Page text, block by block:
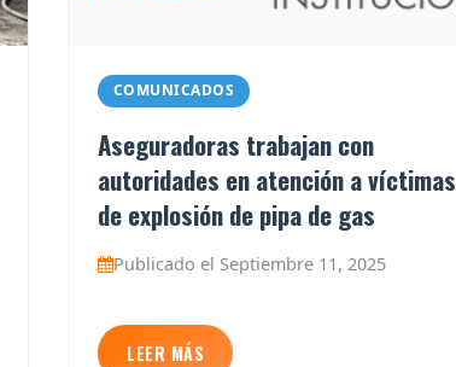
COMUNICADOS
Aseguradoras trabajan con
autoridades en atención a víctimas
de explosión de pipa de gas
Publicado el Septiembre 11, 2025
LEER MÁS